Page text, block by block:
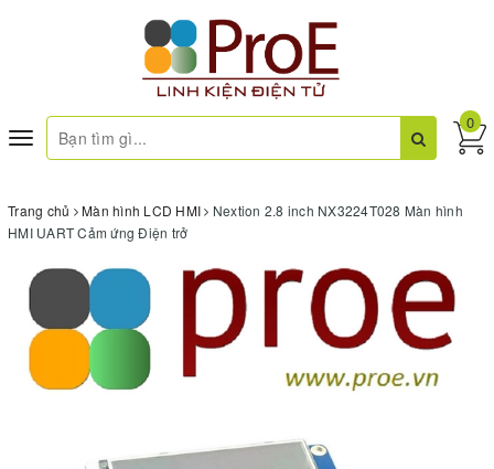
Toggle
navigation
0
Trang chủ Màn hình LCD HMI
Nextion 2.8 inch NX3224T028 Màn hình
HMI UART Cảm ứng Điện trở